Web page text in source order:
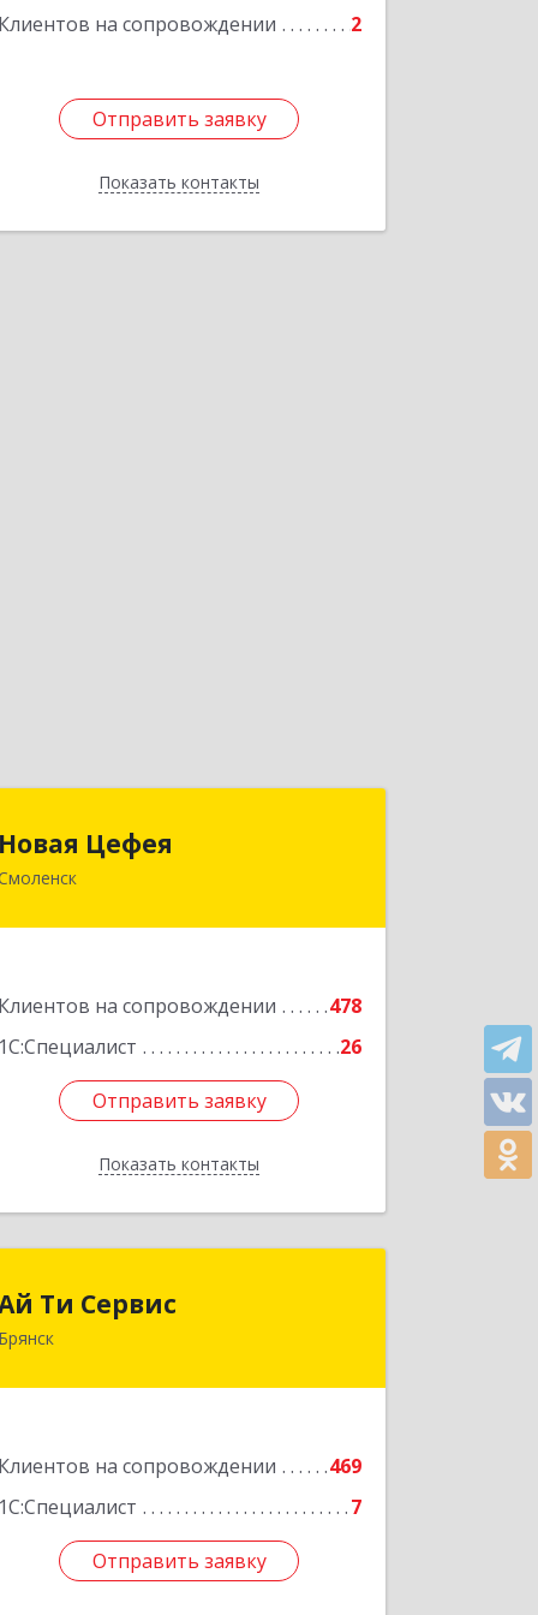
Клиентов на сопровождении 2
Отправить заявку
Показать контакты
Отправить заявку
Назад
Новая Цефея
Клиентов на сопровождении
478
1С:Специалист
26
Отправить заявку
Показать контакты
214018, Смоленская обл, Смоленск г,
Отправить заявку
Назад
Ти Сервис
Брянск
Клиентов на сопровождении
469
1С:Специалист
7
Отправить заявку
Подробнее
Отправить заявку